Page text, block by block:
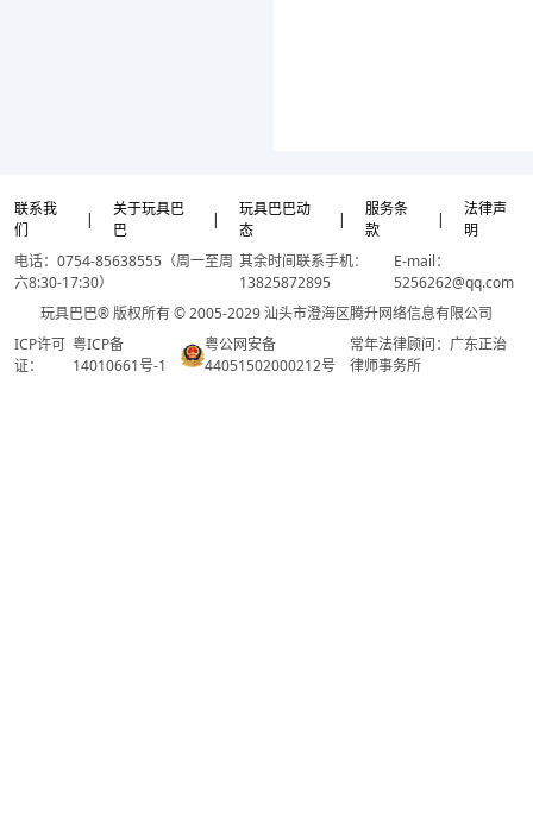
联系我
们
|
关于玩具巴
巴
|
玩具巴巴动
态
|
服务条
款
|
法律声
明
电话：0754-85638555（周一至周
六8:30-17:30）
其余时间联系手机：
13825872895
E-mail：
5256262@qq.com
玩具巴巴® 版权所有 © 2005-2029 汕头市澄海区腾升网络信息有限公司
ICP许可
证：
粤ICP备
14010661号-1
粤公网安备
44051502000212号
常年法律顾问：广东正治
律师事务所